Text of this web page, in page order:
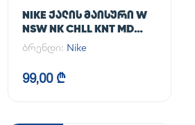
NIKE ᲥᲐᲚᲘᲡ ᲛᲐᲘᲡᲣᲠᲘ W
NSW NK CHLL KNT MD
CRP
ბრენდი: Nike
99,00 ₾